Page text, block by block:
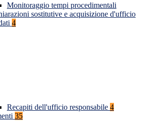
Monitoraggio tempi procedimentali
sostitutive e acquisizione d'ufficio
4
Recapiti dell'ufficio responsabile 4
35